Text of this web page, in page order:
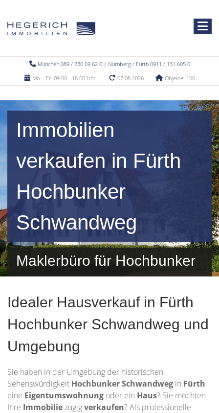
München 089 / 230 69 62 0 | Nürnberg / Fürth 0911 / 131 605 0
Mo. - Fr. 09.00 - 18.00 Uhr
07.08.2026 Objekte: 100
Immobilien
verkaufen in Fürth
Hochbunker
Schwandweg
Maklerbüro für Hochbunker
Umgebung
Idealer Hausverkauf in Fürth
Hochbunker Schwandweg und
Umgebung
Sie haben in der Umgebung der historischen
Sehenswürdigkeit Hochbunker Schwandweg in Fürth
eine Eigentumswohnung oder ein Haus? Sie möchten
Ihre Immobiliezügigverkaufen? Als professionelle